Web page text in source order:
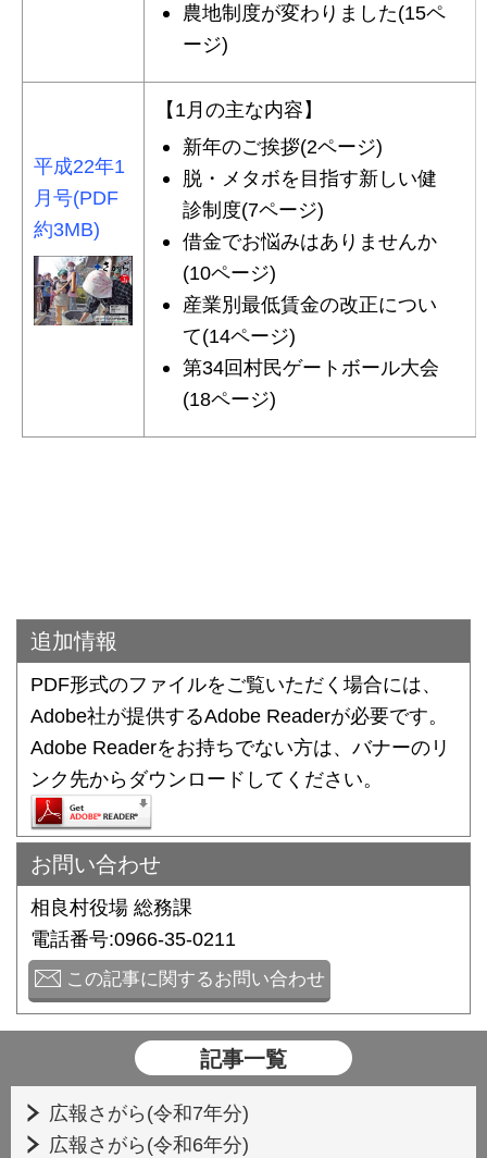
農地制度が変わりました(15ペ
ージ)
平成22年1
月号(PDF
約3MB)
【1月の主な内容】
新年のご挨拶(2ページ)
脱・メタボを目指す新しい健
診制度(7ページ)
借金でお悩みはありませんか
(10ページ)
産業別最低賃金の改正につい
て(14ページ)
第34回村民ゲートボール大会
(18ページ)
追加情報
PDF形式のファイルをご覧いただく場合には、
Adobe社が提供するAdobe Readerが必要です。
Adobe Readerをお持ちでない方は、バナーのリ
ンク先からダウンロードしてください。
お問い合わせ
相良村役場 総務課
電話番号:0966-35-0211
この記事に関するお問い合わせ
記事一覧
広報さがら(令和7年分)
広報さがら(令和6年分)